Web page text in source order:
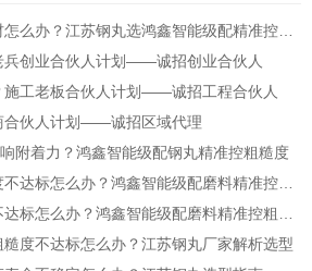
办？江苏钢丸选鸿鑫智能级配精准控粗糙度
兵创业合伙人计划——诚招创业合伙人
施工老板合伙人计划——诚招工程合伙人
合伙人计划——诚招区域代理
附着力？鸿鑫智能级配钢丸精准控粗糙度
标怎么办？鸿鑫智能级配磨料精准控粗糙度
标怎么办？鸿鑫智能级配磨料精准控粗糙度
度不达标怎么办？江苏钢丸厂家解析选型